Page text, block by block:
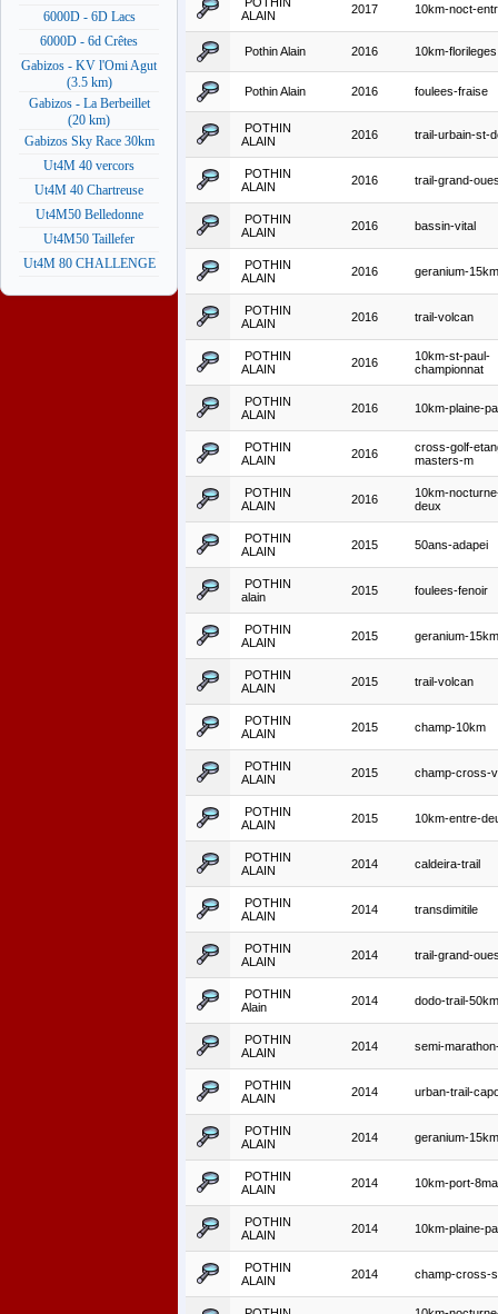
6000D - 6D Lacs
6000D - 6d Crêtes
Gabizos - KV l'Omi Agut
(3.5 km)
Gabizos - La Berbeillet
(20 km)
Gabizos Sky Race 30km
Ut4M 40 vercors
Ut4M 40 Chartreuse
Ut4M50 Belledonne
Ut4M50 Taillefer
Ut4M 80 CHALLENGE
ALAIN
2017 10km-noct-
Pothin Alain 2016 10km-florileges
Pothin Alain 2016 foulees-fraise
POTHIN
ALAIN
2016 trail-urbain-st-
POTHIN
ALAIN
2016 trail-grand-
POTHIN
ALAIN
2016 bassin-vital
POTHIN
ALAIN
2016 geranium-15km
POTHIN
ALAIN
2016 trail-volcan
POTHIN
ALAIN
2016
10km-st-paul-
championnat
POTHIN
ALAIN
2016 10km-plaine-
POTHIN
ALAIN
2016
cross-golf-
masters-m
POTHIN
ALAIN
2016
10km-
deux
POTHIN
ALAIN
2015 50ans-adapei
POTHIN
alain
2015 foulees-fenoir
POTHIN
ALAIN
2015 geranium-15km
POTHIN
ALAIN
2015 trail-volcan
POTHIN
ALAIN
2015 champ-10km
POTHIN
ALAIN
2015 champ-cross-
POTHIN
ALAIN
2015 10km-entre-
POTHIN
ALAIN
2014 caldeira-trail
POTHIN
ALAIN
2014 transdimitile
POTHIN
ALAIN
2014 trail-grand-
POTHIN
Alain
2014 dodo-trail-50km
POTHIN
ALAIN
2014 semi-
POTHIN
ALAIN
2014 urban-trail-
POTHIN
ALAIN
2014 geranium-15km
POTHIN
ALAIN
2014 10km-port-
POTHIN
ALAIN
2014 10km-plaine-
POTHIN
ALAIN
2014 champ-cross-